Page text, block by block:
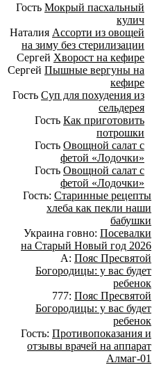
Гость Мокрый пасхальный
кулич
Наталия Ассорти из овощей
на зиму без стерилизации
Сергей Хворост на кефире
Сергей Пышные вергуны на
кефире
Гость Суп для похудения из
сельдерея
Гость Как приготовить
потрошки
Гость Овощной салат с
фетой «Лодочки»
Гость Овощной салат с
фетой «Лодочки»
Гость: Старинные рецепты
хлеба как пекли наши
бабушки
Украина говно: Посевалки
на Старый Новый год 2026
А: Пояс Пресвятой
Богородицы: у вас будет
ребенок
777: Пояс Пресвятой
Богородицы: у вас будет
ребенок
Гость: Противопоказания и
отзывы врачей на аппарат
Алмаг-01